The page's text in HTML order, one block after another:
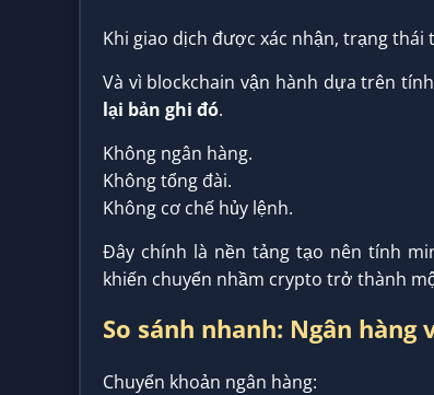
Khi giao dịch được xác nhận, trạng thái
Và vì blockchain vận hành dựa trên
lại bản ghi đó.
Không ngân hàng.
Không tổng đài.
Không cơ chế hủy lệnh.
Đây chính là nền tảng tạo nên tính
khiến chuyển nhầm crypto trở thành
So sánh nhanh: Ngân hàng
Chuyển khoản ngân hàng: